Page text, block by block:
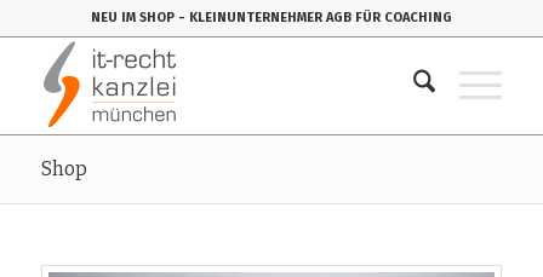
NEU IM SHOP - KLEINUNTERNEHMER AGB FÜR COACHING
Shop